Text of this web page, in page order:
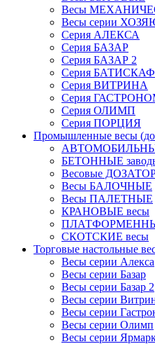
Весы
Весы серии
Серия АЛЕКСА
Серия БАЗАР
Серия БАЗАР 2
Серия БАТИСКАФ
Серия ВИТРИНА
Серия
Серия ОЛИМП
Серия ПОРЦИЯ
Промышленные весы (до
БЕТОННЫЕ
Весовые
Весы БАЛОЧНЫЕ
Весы ПАЛЕТНЫЕ
КРАНОВЫЕ весы
СКОТСКИЕ весы
Торговые настольные
Весы серии Алекса
Весы серии Базар
Весы серии Базар 2
Весы серии
Весы серии
Весы серии Олимп
Весы серии